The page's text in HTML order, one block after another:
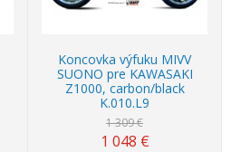
Koncovka výfuku MIVV
SUONO pre KAWASAKI
Z1000, carbon/black
K.010.L9
1 309 €
1 048 €